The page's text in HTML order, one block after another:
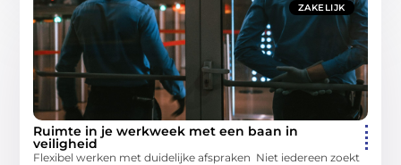
ZAKELIJK
Ruimte in je werkweek met een baan in
veiligheid
Flexibel werken met duidelijke afspraken Niet iedereen zoekt